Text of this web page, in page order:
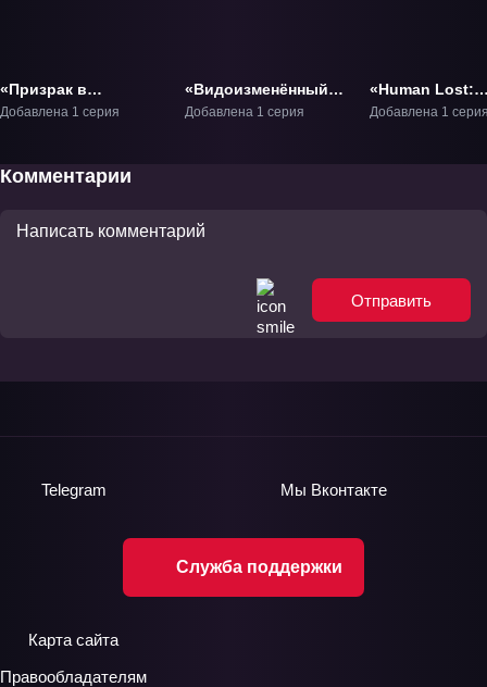
«Призрак в
доспехах» Фильм-1
Добавлена 1 серия
«Видоизменённый
Углерод 2020»
Добавлена 1 серия
«Human Lost:
Исповедь
Добавлена 1
Комментарии
Отправить
Служба поддержки
Telegram Мы Вконтакте
Карта сайта
Правообладателям